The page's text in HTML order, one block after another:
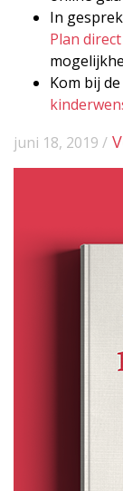
In
Plan direct
Kom bij
juni 18, 2019 /